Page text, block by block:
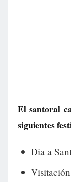
El santoral
siguientes
Dia a
Visitación